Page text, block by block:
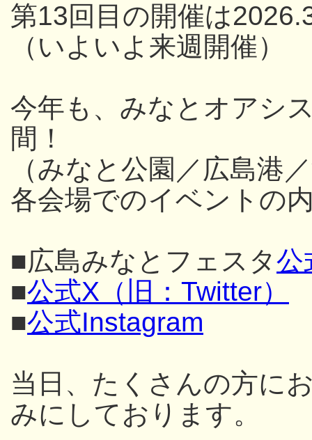
第13回目の開催は
（いよいよ来週開催）
今年も、みなとオアシ
間！
（みなと公園／広島港
各会場でのイベントの
■広島みなとフェスタ公
■公式X（旧：Twitter）
■公式Instagram
当日、たくさんの方に
みにしております。